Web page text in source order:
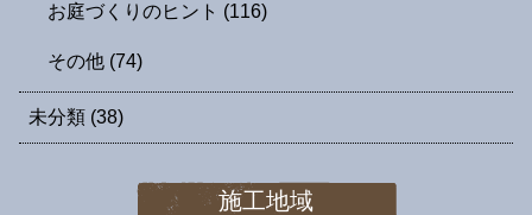
お庭づくりのヒント (116)
その他 (74)
未分類 (38)
施工地域